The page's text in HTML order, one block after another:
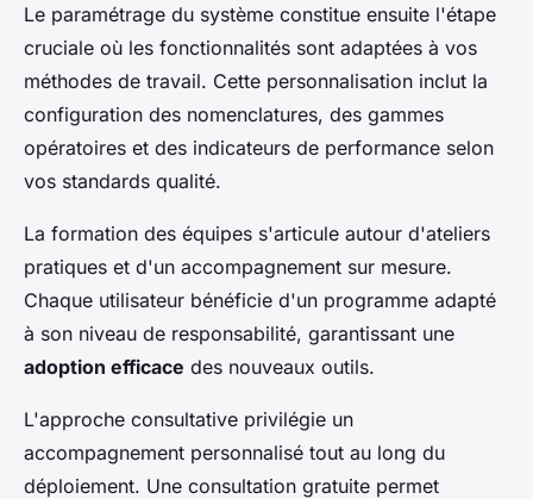
Le paramétrage du système constitue ensuite l'étape
cruciale où les fonctionnalités sont adaptées à vos
méthodes de travail. Cette personnalisation inclut la
configuration des nomenclatures, des gammes
opératoires et des indicateurs de performance selon
vos standards qualité.
La formation des équipes s'articule autour d'ateliers
pratiques et d'un accompagnement sur mesure.
Chaque utilisateur bénéficie d'un programme adapté
à son niveau de responsabilité, garantissant une
adoption efficace des nouveaux outils.
L'approche consultative privilégie un
accompagnement personnalisé tout au long du
déploiement. Une consultation gratuite permet